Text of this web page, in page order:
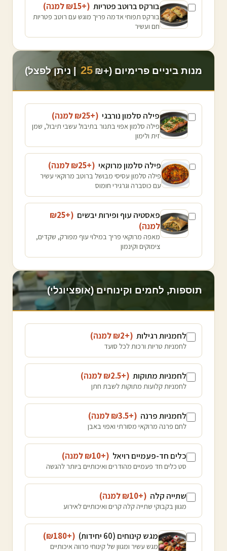
בורקס ברוטב פטריות (+₪
15 למנה)
בורקס תפוחי אדמה פריך מוגש עם רוטב פטריות
חם ועשיר
מנות ביניים פרימיום (+₪ 25 | ניתן לפצל)
פילה סלמון נורבגי (+₪
25 למנה)
פילה סלמון אפוי בתנור בתיבול עשבי תיבול, שמן
זית ולימון
פילה סלמון מרוקאי (+₪
25 למנה)
פילה סלמון עסיסי מבושל ברוטב מרוקאי עשיר
עם כוסברה וגרגירי חומוס
פאסטיה עוף ופירות יבשים (+₪
25
למנה)
מאפה מרוקאי פריך במילוי עוף מפורק, שקדים,
צימוקים וקינמון
תוספות, לחמים וקינוחים (אופציונלי)
לחמניות רגילות (+₪
2 למנה)
לחמניות טריות ורכות לכל סועד
לחמניות מתוקות (+₪
2.5 למנה)
לחמניות קלועות מתוקות לשבת חתן
לחמניות פרנה (+₪
3.5 למנה)
לחם פרנה מרוקאי מסורתי ואפוי באבן
כלים חד-פעמיים רויאל (+₪
10 למנה)
סט כלים חד פעמיים מהודרים ואיכותיים ביותר להגשה
שתייה קלה (+₪
10 למנה)
מגוון בקבוקי שתייה קלה קרים ואיכותיים לאירוע
מגש קינוחים (60 יחידות) (+₪
180
)
מגש עשיר ומגוון של קינוחי פרווה איכותיים